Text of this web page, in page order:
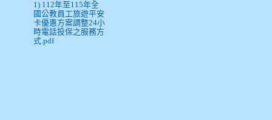
1) 112年至115年全
國公教員工旅遊平安
卡優惠方案調整24小
時電話投保之服務方
式.pdf